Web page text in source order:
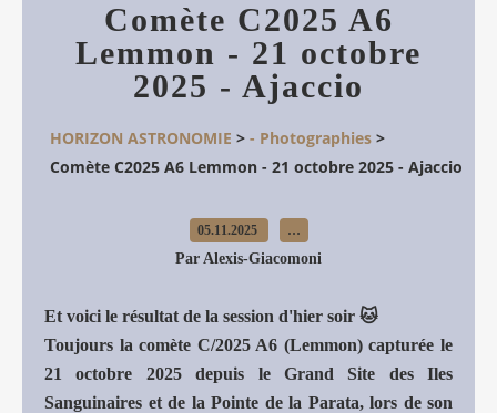
Comète C2025 A6
Lemmon - 21 octobre
2025 - Ajaccio
HORIZON ASTRONOMIE > - Photographies >
Comète C2025 A6 Lemmon - 21 octobre 2025 - Ajaccio
05.11.2025 …
Par Alexis-Giacomoni
Et voici le résultat de la session d'hier soir 🐱
Toujours la comète C/2025 A6 (Lemmon) capturée le
21 octobre 2025 depuis le Grand Site des Iles
Sanguinaires et de la Pointe de la Parata, lors de son